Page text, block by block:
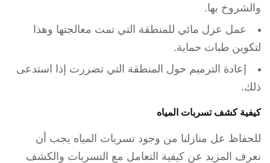
والشروخ بها.
عمل عزل مائي للمنطقة التي تمت معالجتها وهذا
لتكوين طبات حماية.
إعادة الترميم حول المنطقة التي تضررت إذا استدعى
ذلك.
كيفية كشف تسربات المياه
للحفاظ عل منازلنا من وجود تسربات المياه يجب أن
نعرف المزيد عن كيفية التعامل مع التسربات والكشف